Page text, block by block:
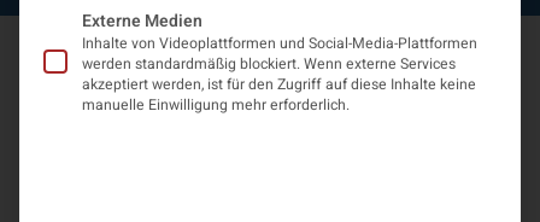
Externe Medien
Inhalte von Videoplattformen und Social-Media-Plattformen
werden standardmäßig blockiert. Wenn externe Services
akzeptiert werden, ist für den Zugriff auf diese Inhalte keine
manuelle Einwilligung mehr erforderlich.